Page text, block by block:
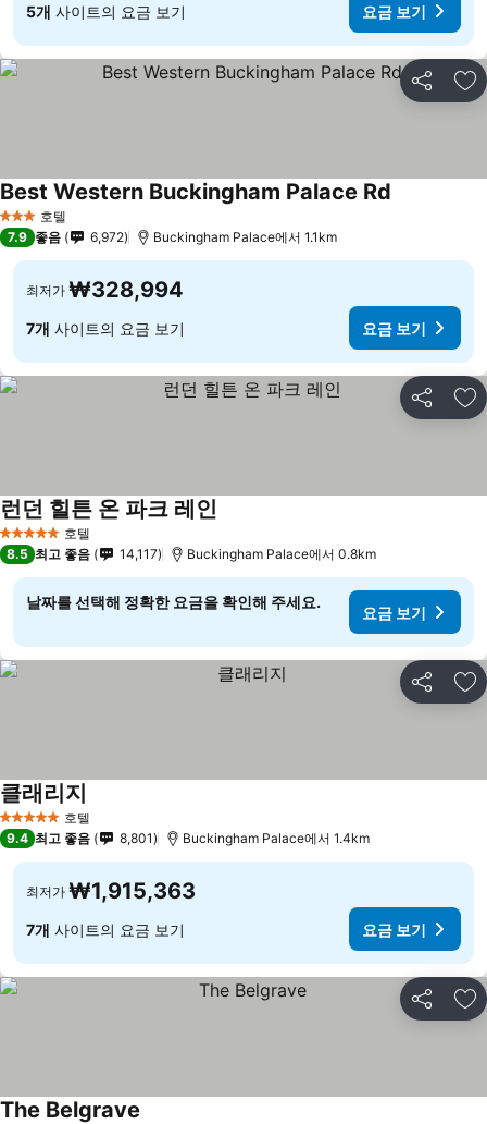
5개 사이트의 요금 보기 요금 보기
공유 즐
3 성급 호텔
Best Western Buckingham Palace Rd
7.9 좋음 6,972 Buckingham Palace에서 1.1km
최저가 ₩328,994
7개 사이트의 요금 보기 요금 보기
공유 즐
5 성급 호텔
런던 힐튼 온 파크 레인
8.5 최고 좋음 14,117 Buckingham Palace에서 0.8km
날짜를 선택해 정확한 요금을 확인해 주세요.
요금 보기
공유 즐
5 성급 호텔
클래리지
9.4 최고 좋음 8,801 Buckingham Palace에서 1.4km
최저가 ₩1,915,363
7개 사이트의 요금 보기 요금 보기
공유 즐
The Belgrave